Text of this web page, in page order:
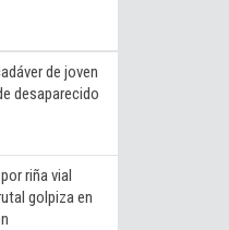
de joven
desaparecido
riña vial
golpiza en